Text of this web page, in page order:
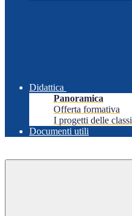
Didattica
Panoramica
Offerta formativa
I progetti delle classi
Documenti utili